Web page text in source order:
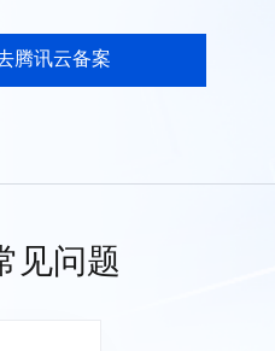
腾讯云备案
见问题